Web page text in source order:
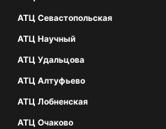
АТЦ Севастопольская
АТЦ Научный
АТЦ Удальцова
АТЦ Алтуфьево
АТЦ Лобненская
АТЦ Очаково